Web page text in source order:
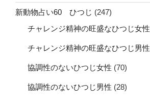
新動物占い60 ひつじ (247)
チャレンジ精神の旺盛なひつじ女性
チャレンジ精神の旺盛なひつじ男性
協調性のないひつじ女性 (70)
協調性のないひつじ男性 (28)